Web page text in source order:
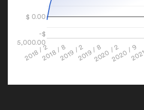
2018 / 22018 / 82019 / 22019 / 82020 / 22020 / 9
-$
5,000.00
$ 0.00